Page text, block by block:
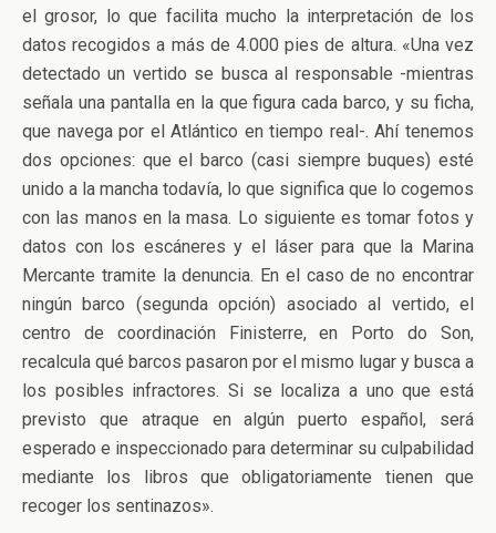
el grosor, lo que facilita mucho la interpretación de los
datos recogidos a más de 4.000 pies de altura. «Una vez
detectado un vertido se busca al responsable -mientras
señala una pantalla en la que figura cada barco, y su ficha,
que navega por el Atlántico en tiempo real-. Ahí tenemos
dos opciones: que el barco (casi siempre buques) esté
unido a la mancha todavía, lo que significa que lo cogemos
con las manos en la masa. Lo siguiente es tomar fotos y
datos con los escáneres y el láser para que la Marina
Mercante tramite la denuncia. En el caso de no encontrar
ningún barco (segunda opción) asociado al vertido, el
centro de coordinación Finisterre, en Porto do Son,
recalcula qué barcos pasaron por el mismo lugar y busca a
los posibles infractores. Si se localiza a uno que está
previsto que atraque en algún puerto español, será
esperado e inspeccionado para determinar su culpabilidad
mediante los libros que obligatoriamente tienen que
recoger los sentinazos».